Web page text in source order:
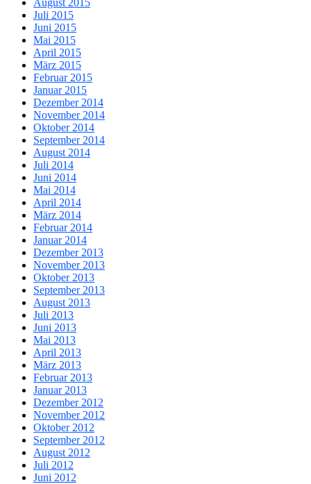
Juli 2015
Juni 2015
Mai 2015
April 2015
März 2015
Februar 2015
Januar 2015
Dezember 2014
November 2014
Oktober 2014
September 2014
August 2014
Juli 2014
Juni 2014
Mai 2014
April 2014
März 2014
Februar 2014
Januar 2014
Dezember 2013
November 2013
Oktober 2013
September 2013
August 2013
Juli 2013
Juni 2013
Mai 2013
April 2013
März 2013
Februar 2013
Januar 2013
Dezember 2012
November 2012
Oktober 2012
September 2012
August 2012
Juli 2012
Juni 2012